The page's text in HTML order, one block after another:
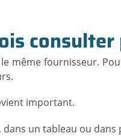
même fournisseur.
important.
un tableau ou